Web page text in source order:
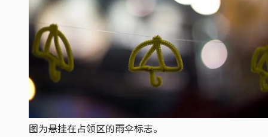
图为悬挂在占领区的雨伞标志。